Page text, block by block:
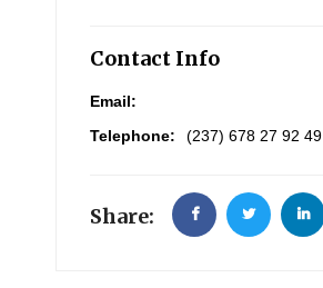
Contact Info
Email:
Telephone:
(237) 678 27 92 49
Share: